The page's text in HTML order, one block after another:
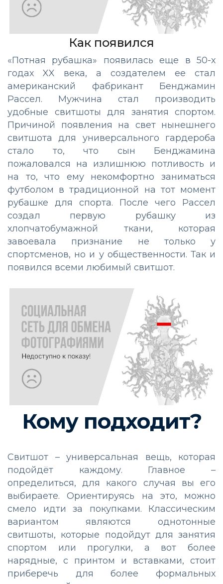
Как появился
«Потная рубашка» появилась еще в 50-х
годах XX века, а создателем ее стал
американский фабрикант Бенджамин
Рассел. Мужчина стал производить
удобные свитшоты для занятия спортом.
Причиной появления на свет нынешнего
свитшота для универсального гардероба
стало то, что сын Бенджамина
пожаловался на излишнюю потливость и
на то, что ему некомфортно заниматься
футболом в традиционной на тот момент
рубашке для спорта. После чего Рассел
создал первую рубашку из
хлопчатобумажной ткани, которая
завоевала признание не только у
спортсменов, но и у общественности. Так и
появился всеми любимый свитшот.
Кому подходит?
Свитшот – универсальная вещь, которая
подойдёт каждому. Главное –
определиться, для какого случая вы его
выбираете. Ориентируясь на это, можно
смело идти за покупками. Классическим
вариантом являются однотонные
свитшоты, которые подойдут для занятия
спортом или прогулки, а вот более
нарядные, с принтом и вставками, стоит
приберечь для более формальных